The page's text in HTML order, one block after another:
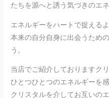
たちを源へと誘う気づきのエネ
エネルギーをハートで捉える
本来の自分自身に出会うため
う。
当店でご紹介しておりますク
ひとつひとつのエネルギーを
クリスタルを介してお互いの